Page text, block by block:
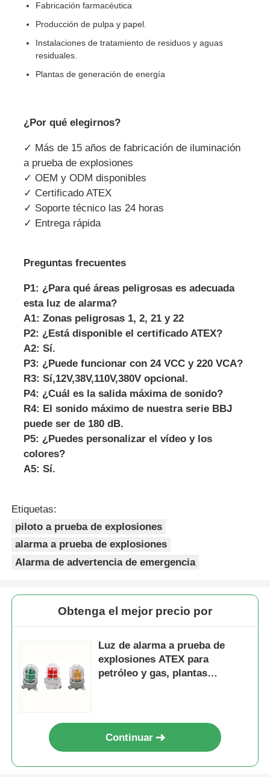
Fabricación farmacéutica
Producción de pulpa y papel.
Instalaciones de tratamiento de residuos y aguas
residuales.
Plantas de generación de energía
¿Por qué elegirnos?
✓ Más de 15 años de fabricación de iluminación
a prueba de explosiones
✓ OEM y ODM disponibles
✓ Certificado ATEX
✓ Soporte técnico las 24 horas
✓ Entrega rápida
Preguntas frecuentes
P1: ¿Para qué áreas peligrosas es adecuada
esta luz de alarma?
A1: Zonas peligrosas 1, 2, 21 y 22
P2: ¿Está disponible el certificado ATEX?
A2: Sí.
P3: ¿Puede funcionar con 24 VCC y 220 VCA?
R3: Sí,12V,38V,110V,380V opcional.
P4: ¿Cuál es la salida máxima de sonido?
R4: El sonido máximo de nuestra serie BBJ
puede ser de 180 dB.
P5: ¿Puedes personalizar el vídeo y los
colores?
A5: Sí.
Etiquetas:
piloto a prueba de explosiones
alarma a prueba de explosiones
Alarma de advertencia de emergencia
Obtenga el mejor precio por
Luz de alarma a prueba de
explosiones ATEX para
petróleo y gas, plantas
Continuar